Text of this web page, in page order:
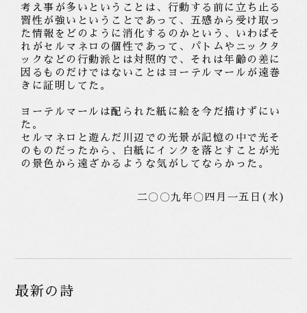
考え事が多いということは、行動する前に立ち止る
習性が強いということであって、五感から受け取っ
た情報をどのように消化するのかという、いわばそ
れがセルマネロの個性であって、パトムやニックタ
ックなどの行動派とは対照的で、それは年齢の差に
因るものだけではないことはヨーテルマールが遠巻
きに証明してた。
ヨーテルマールは配られた紙に絵を今だ描けずにい
た。
セルマネロと遊んだ川辺での光景が記憶の中で光そ
のものだったから、白紙にインクを落とすことが光
の景色から遠ざかるような気がしてならかった。
二〇〇九年〇四月一五日(水)
最新の詩